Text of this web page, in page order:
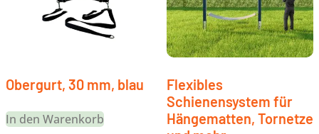
Obergurt, 30 mm, blau
In den Warenkorb
Flexibles
Schienensystem für
Hängematten, Tornetze